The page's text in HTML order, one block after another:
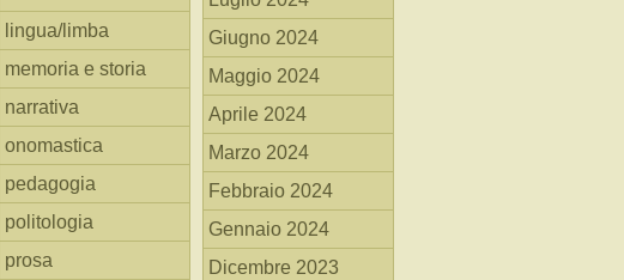
lingua/limba
memoria e storia
narrativa
onomastica
pedagogia
politologia
prosa
Giugno 2024
Maggio 2024
Aprile 2024
Marzo 2024
Febbraio 2024
Gennaio 2024
Dicembre 2023